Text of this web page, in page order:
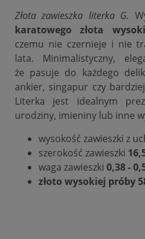
Złota zawieszka literka G.
karatowego złota
czemu nie czernieje i nie
lata. Minimalistyczny,
że pasuje do każdego
ankier, singapur czy
Literka jest idealnym
urodziny, imieniny lub inne
wysokość zawieszki z
szerokość zawieszki
waga zawieszki 0,38 -
złoto wysokiej próby